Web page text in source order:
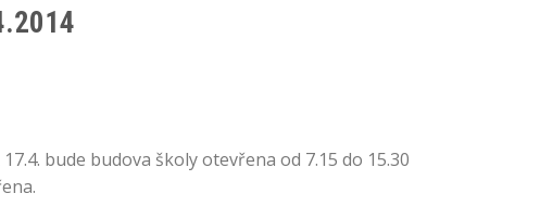
bude budova školy otevřena od 7.15 do 15.30